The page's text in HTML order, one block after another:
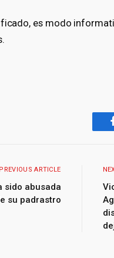
es modo
PREVIOUS ARTICLE
sido abusada
su padrastro